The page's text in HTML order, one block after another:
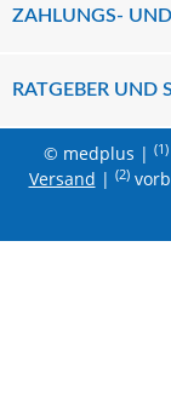
ZAHLUNGS-
RATGEBER UND
© medplus | (1)
Versand | (2)